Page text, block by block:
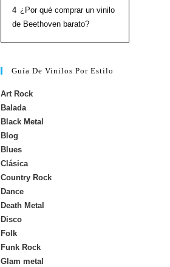
4 ¿Por qué comprar un vinilo
de Beethoven barato?
Guía De Vinilos Por Estilo
Art Rock
Balada
Black Metal
Blog
Blues
Clásica
Country Rock
Dance
Death Metal
Disco
Folk
Funk Rock
Glam metal